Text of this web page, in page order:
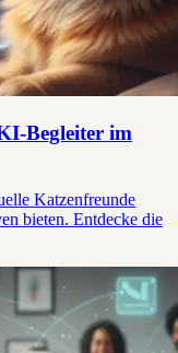
Begleiter im
Katzenfreunde
bieten. Entdecke die